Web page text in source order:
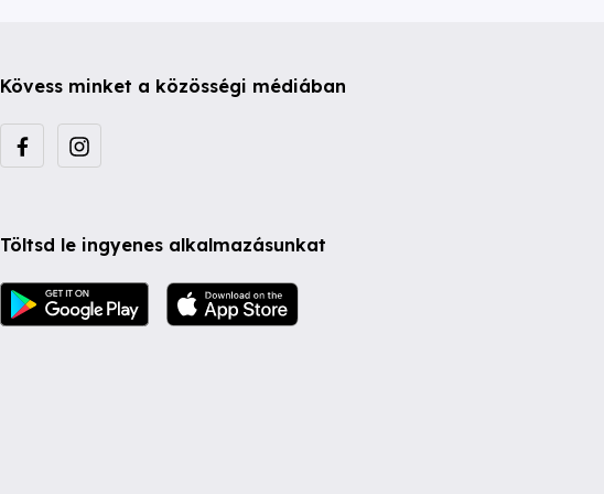
Kövess minket a közösségi médiában
Töltsd le ingyenes alkalmazásunkat